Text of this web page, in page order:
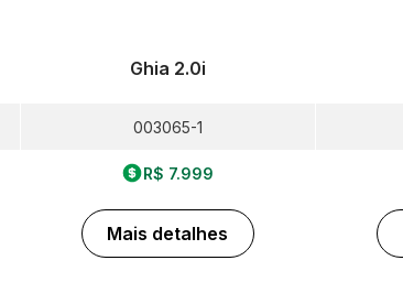
Ghia 2.0i
003065-1
R$ 7.999
Mais detalhes